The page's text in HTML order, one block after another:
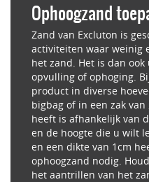
Ophoogzand
Zand van Excluton is
activiteiten waar weinig
het zand. Het is dan
opvulling of ophoging.
product in diverse
bigbag of in een zak
heeft is afhankelijk van
en de hoogte die u wilt
en een dikte van 1cm
ophoogzand nodig.
het aantrillen van het